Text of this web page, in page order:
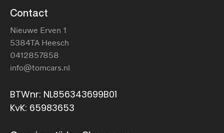
Contact
Nieuwe Erven 1
5384TA Heesch
0412857858
info@tomcars.nl
BTWnr: NL856343699B01
KvK: 65983653